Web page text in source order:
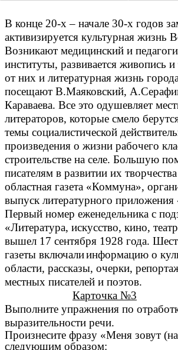
В конце 20-х – начале 30-х годов
активизируется культурная жизнь
Возникают медицинский и
институты, развивается живопись и
от них и литературная жизнь
посещают В.Маяковский,
Караваева. Все это одушевляет
литераторов, которые смело
темы социалистической
произведения о жизни рабочего
строительстве на селе. Большую
писателям в развитии их
областная газета «Коммуна»,
выпуск литературного приложения
Первый номер еженедельника с
«Литература, искусство, кино,
вышел 17 сентября 1928 года.
газеты включалиинформацию о
области, рассказы, очерки,
местных писателей и поэтов.
Карточка №3
Выполните упражнения по
выразительности речи.
Произнесите фразу «Меня зовут
следующим образом: